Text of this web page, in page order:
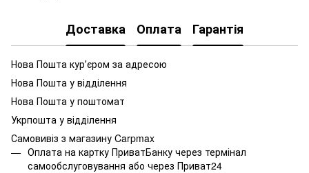
Доставка Оплата Гарантія
Нова Пошта курʼєром за адресою
Нова Пошта у відділення
Нова Пошта у поштомат
Укрпошта у відділення
Самовивіз з магазину Carpmax
Оплата на картку ПриватБанку через термінал
самообслуговування або через Приват24